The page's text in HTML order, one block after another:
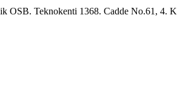
OSB. Teknokenti 1368. Cadde No.61,